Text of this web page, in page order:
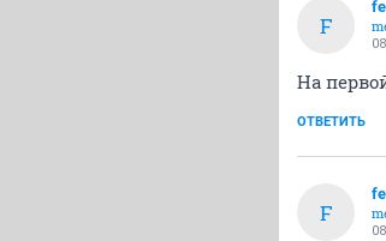
F
На
ОТВЕТИТЬ
F